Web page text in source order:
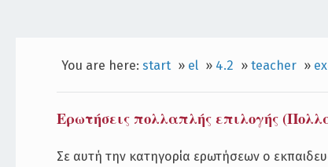
You are here: start » el » 4.2 » teacher »
Ερωτήσεις πολλαπλής επιλογής
Σε αυτή την κατηγορία ερωτήσεων ο